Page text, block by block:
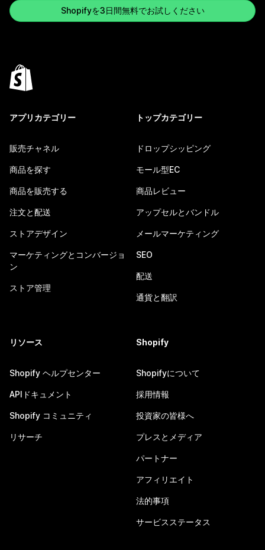
Shopifyを3日間無料でお試しください
アプリカテゴリー
販売チャネル
商品を探す
商品を販売する
注文と配送
ストアデザイン
マーケティングとコンバージョ
ン
ストア管理
トップカテゴリー
ドロップシッピング
モール型EC
商品レビュー
アップセルとバンドル
メールマーケティング
SEO
配送
通貨と翻訳
リソース
Shopify ヘルプセンター
APIドキュメント
Shopify コミュニティ
リサーチ
Shopify
Shopifyについて
採用情報
投資家の皆様へ
プレスとメディア
パートナー
アフィリエイト
法的事項
サービスステータス